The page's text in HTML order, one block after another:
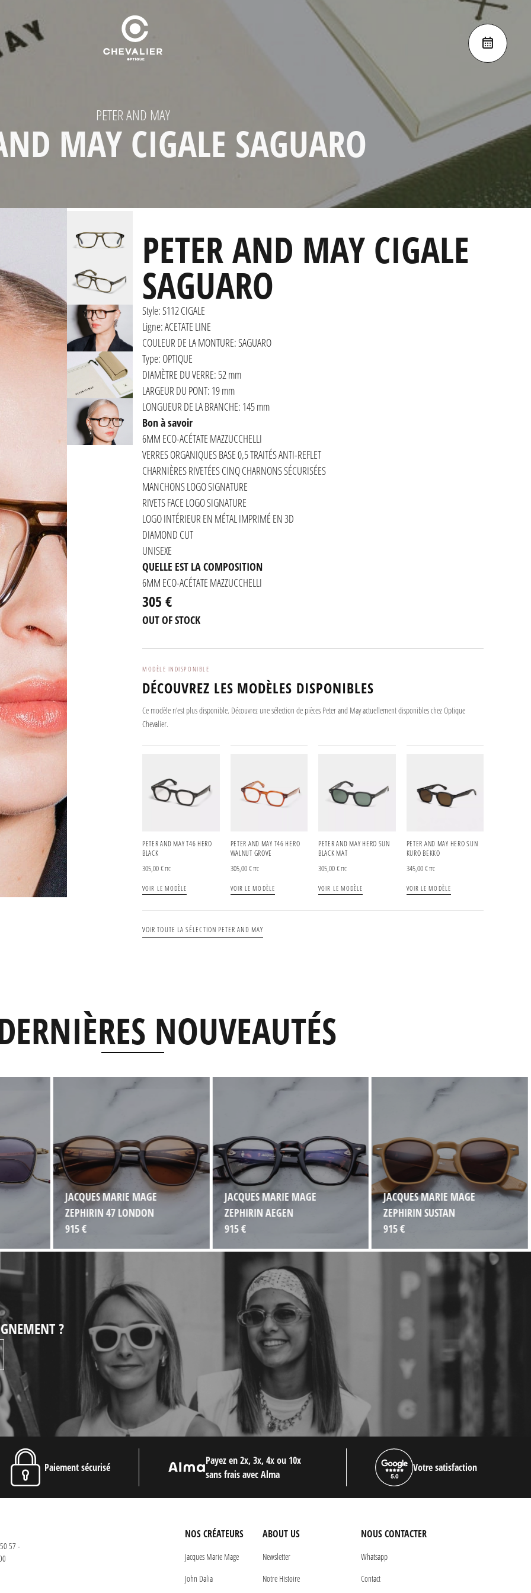
PETER AND MAY
MAY CIGALE SAGUARO
PETER AND MAY CIGALE
SAGUARO
Style: S112 CIGALE
Ligne: ACETATE LINE
COULEUR DE LA MONTURE: SAGUARO
Type: OPTIQUE
DIAMÈTRE DU VERRE: 52 mm
LARGEUR DU PONT: 19 mm
LONGUEUR DE LA BRANCHE: 145 mm
Bon à savoir
6MM ECO-ACÉTATE MAZZUCCHELLI
VERRES ORGANIQUES BASE 0,5 TRAITÉS ANTI-REFLET
CHARNIÈRES RIVETÉES CINQ CHARNONS SÉCURISÉES
MANCHONS LOGO SIGNATURE
RIVETS FACE LOGO SIGNATURE
LOGO INTÉRIEUR EN MÉTAL IMPRIMÉ EN 3D
DIAMOND CUT
UNISEXE
QUELLE EST LA COMPOSITION
6MM ECO-ACÉTATE MAZZUCCHELLI
305 €
OUT OF STOCK
MODÈLE INDISPONIBLE
DÉCOUVREZ LES MODÈLES DISPONIBLES
Ce modèle n’est plus disponible. Découvrez une sélection de pièces Peter and May actuellement disponibles chez Optique
Chevalier.
PETER AND MAY T46 HERO
BLACK
305,00€TTC
VOIR LE MODÈLE
PETER AND MAY T46 HERO
WALNUT GROVE
305,00€TTC
VOIR LE MODÈLE
PETER AND MAY HERO SUN
BLACK MAT
305,00€TTC
VOIR LE MODÈLE
PETER AND MAY HERO SUN
KURO BEKKO
345,00€TTC
VOIR LE MODÈLE
VOIR TOUTE LA SÉLECTION PETER AND MAY
NOUVEAUTÉS
JACQUES MARIE MAGE
ZEPHIRIN 47 LONDON
915 €
JACQUES MARIE MAGE
ZEPHIRIN AEGEN
915 €
JACQUES MARIE MAGE
ZEPHIRIN SUSTAN
915 €
?
Paiement sécurisé
Payez en 2x, 3x, 4x ou 10x
sans frais avec Alma
Votre satisfaction
50 57 -
NOS CRÉATEURS
Jacques Marie Mage
John Dalia
ABOUT US
Newsletter
Notre Histoire
NOUS CONTACTER
Whatsapp
Contact